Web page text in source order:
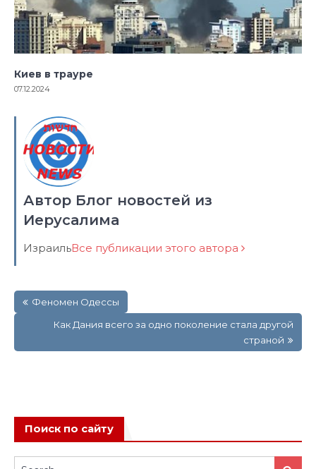
Киев в трауре
07.12.2024
Автор Блог новостей из
Иерусалима
ИзраильВсе публикации этого автора
по
записям
Феномен Одессы
Как Дания всего за одно поколение стала другой
страной
Поиск по сайту
Search